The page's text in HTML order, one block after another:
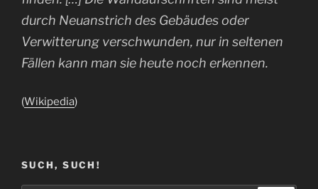
durch Neuanstrich des Gebäudes oder
Verwitterung verschwunden, nur in seltenen
Fällen kann man sie heute noch erkennen.
(Wikipedia)
SUCH, SUCH!